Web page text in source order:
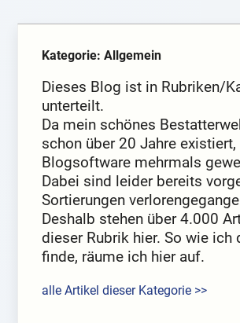
Kategorie: Allgemein
Dieses Blog ist in Rubriken/
unterteilt.
Da mein schönes
schon über 20 Jahre
Blogsoftware mehrmals
Dabei sind leider bereits
Sortierungen
Deshalb stehen über 4.000
dieser Rubrik hier. So wie ich
finde, räume ich hier auf.
alle Artikel dieser Kategorie >>